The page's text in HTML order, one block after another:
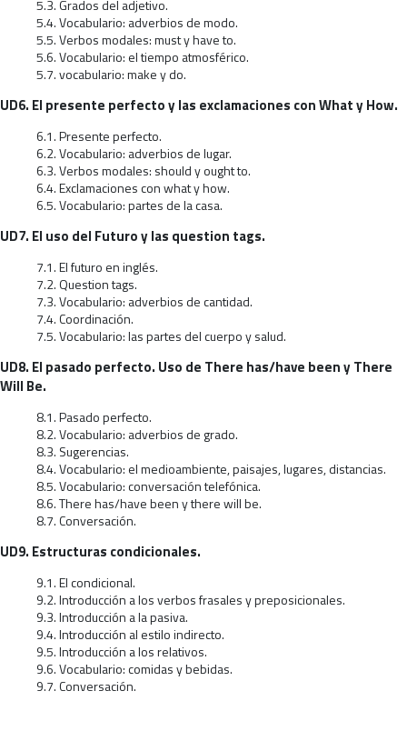
5.3. Grados del adjetivo.
5.4. Vocabulario: adverbios de modo.
5.5. Verbos modales: must y have to.
5.6. Vocabulario: el tiempo atmosférico.
5.7. vocabulario: make y do.
UD6. El presente perfecto y las exclamaciones con What y How.
6.1. Presente perfecto.
6.2. Vocabulario: adverbios de lugar.
6.3. Verbos modales: should y ought to.
6.4. Exclamaciones con what y how.
6.5. Vocabulario: partes de la casa.
UD7. El uso del Futuro y las question tags.
7.1. El futuro en inglés.
7.2. Question tags.
7.3. Vocabulario: adverbios de cantidad.
7.4. Coordinación.
7.5. Vocabulario: las partes del cuerpo y salud.
UD8. El pasado perfecto. Uso de There has/have been y There
Will Be.
8.1. Pasado perfecto.
8.2. Vocabulario: adverbios de grado.
8.3. Sugerencias.
8.4. Vocabulario: el medioambiente, paisajes, lugares, distancias.
8.5. Vocabulario: conversación telefónica.
8.6. There has/have been y there will be.
8.7. Conversación.
UD9. Estructuras condicionales.
9.1. El condicional.
9.2. Introducción a los verbos frasales y preposicionales.
9.3. Introducción a la pasiva.
9.4. Introducción al estilo indirecto.
9.5. Introducción a los relativos.
9.6. Vocabulario: comidas y bebidas.
9.7. Conversación.